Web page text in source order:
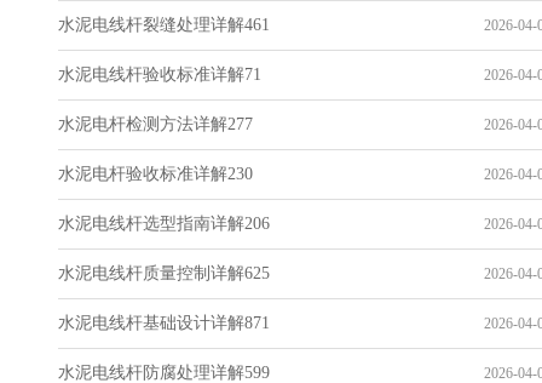
水泥电线杆裂缝处理详解461 2026-04-
水泥电线杆验收标准详解71 2026-04-
水泥电杆检测方法详解277 2026-04-
水泥电杆验收标准详解230 2026-04-
水泥电线杆选型指南详解206 2026-04-
水泥电线杆质量控制详解625 2026-04-
水泥电线杆基础设计详解871 2026-04-
水泥电线杆防腐处理详解599 2026-04-